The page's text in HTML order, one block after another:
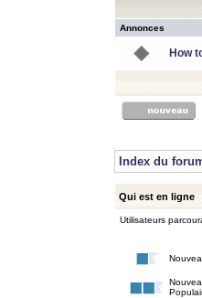
Annonces
How
Index du
Qui est en ligne
Utilisateurs